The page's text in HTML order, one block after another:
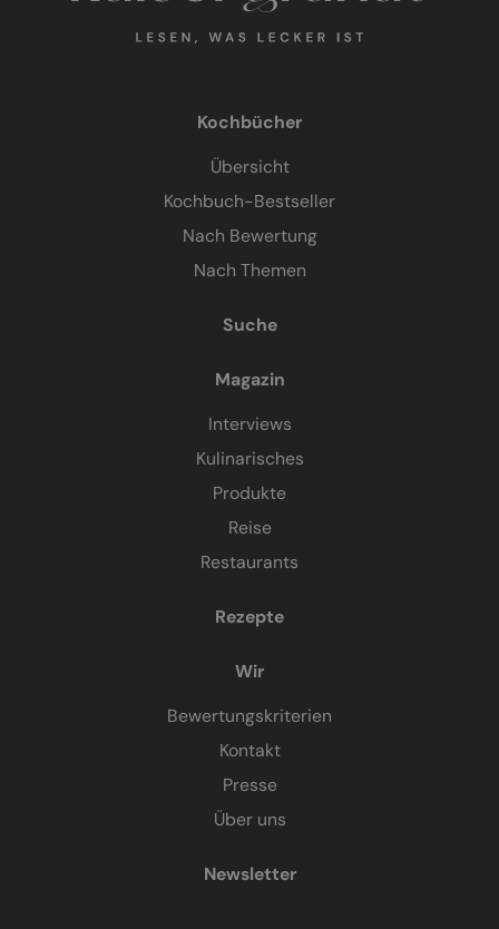
Kochbücher
Übersicht
Kochbuch-Bestseller
Nach Bewertung
Nach Themen
Suche
Magazin
Interviews
Kulinarisches
Produkte
Reise
Restaurants
Rezepte
Wir
Bewertungskriterien
Kontakt
Presse
Über uns
Newsletter